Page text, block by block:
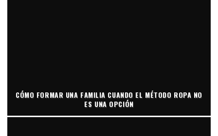
CÓMO FORMAR UNA FAMILIA CUANDO EL MÉTODO ROPA NO
ES UNA OPCIÓN